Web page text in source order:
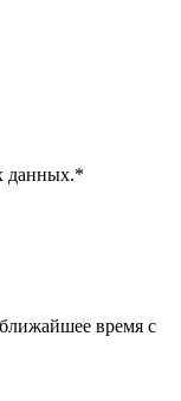
данных.*
время с